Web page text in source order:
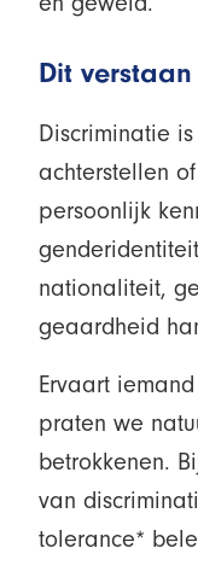
Dit
Discriminatie
achterstellen
persoonlijk
nationaliteit,
geaardheid
Ervaart
praten we
betrokkenen.
van
tolerance*